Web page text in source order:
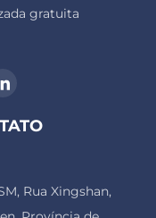
gratuita
Rua Xingshan,